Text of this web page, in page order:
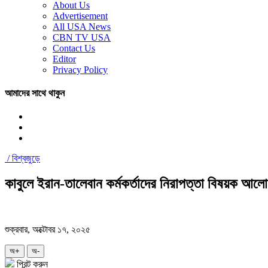
About Us
Advertisement
All USA News
CBN TV USA
Contact Us
Editor
Privacy Policy
আমাদের সাথে থাকুন
/বিশ্বজুড়ে
কাবুলে ইরান-তালেবান কর্মকর্তাদের নিরাপত্তা বিষয়ক
শুক্রবার, অক্টোবর ১৭, ২০২৫
অ+ অ-
প্রিন্ট করুন